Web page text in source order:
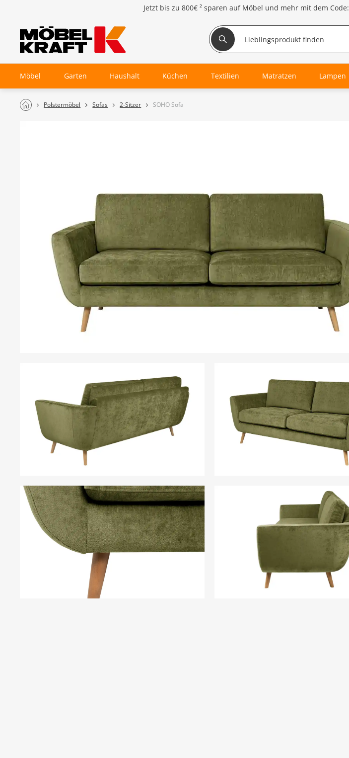
Jetzt bis zu 800€ ² sparen auf Möbel und mehr mit dem Code:
Möbel Garten Haushalt Küchen Textilien Matratzen Lampen
Polstermöbel Sofas 2-Sitzer SOHO Sofa